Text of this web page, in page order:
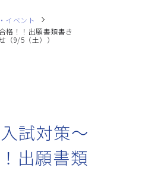
イベント
格！！出願書類書き
（9/5（土））
試対策～
出願書類